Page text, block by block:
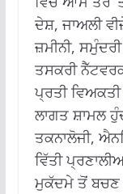
ਦੇਸ਼, ਜਾਅਲੀ
ਜ਼ਮੀਨੀ,
ਤਸਕਰੀ
ਪ੍ਰਤੀ
ਲਾਗਤ ਸ਼ਾਮਲ
ਤਕਨਾਲੋਜੀ,
ਵਿੱਤੀ
ਮੁਕੱਦਮੇ ਤੋਂ ਬਚਣ